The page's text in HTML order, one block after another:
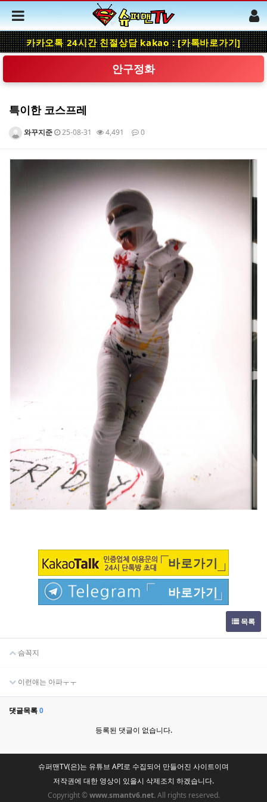
카카오톡 24시간 친절상담 kakao : [카톡바로가기]
안구정화
특이한 코스프레
와꾸지준 25-08-31 4,491 0
바로가기
바로가기
목록
슴꼭지
이런애는 아파ㅜㅜ
댓글목록 0
등록된 댓글이 없습니다.
슈퍼맨TV(은)는 유튜브 API로 수집되어 만들어진 사이트이며
저작권에 대한 영상이 있을시 삭제조치 하겠습니다.
Copyright ©www.smantv6.net.All rights reserved.